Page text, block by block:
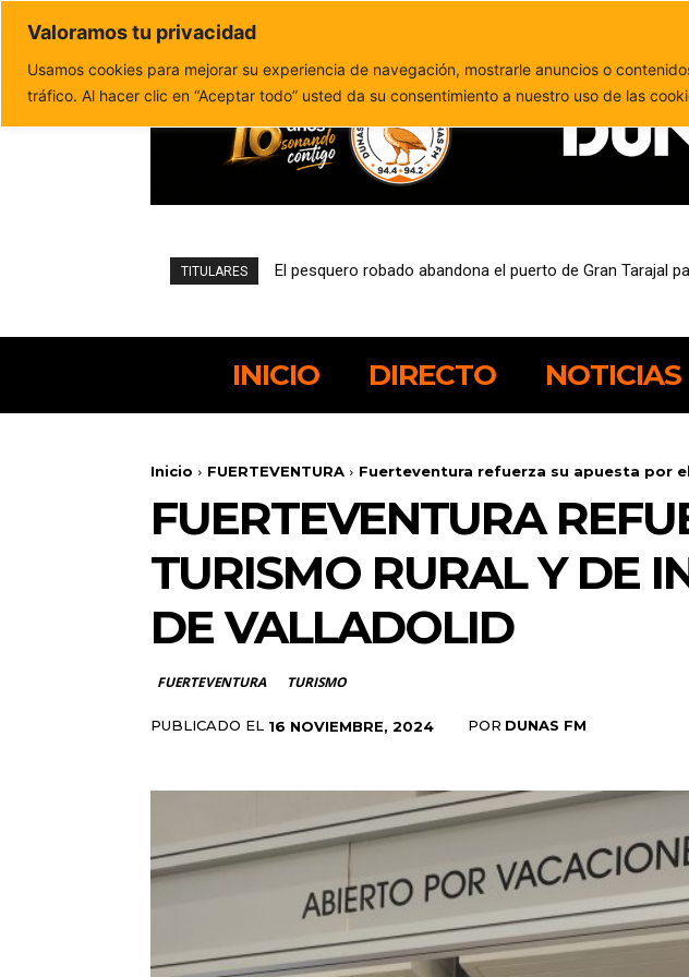
Valoramos tu privacidad
Usamos cookies para mejorar su experiencia de navegación, mostrarle anuncios o
tráfico. Al hacer clic en “Aceptar todo” usted da su consentimiento a nuestro uso de las
Política de privacidad
TITULARES Una encuesta del Cabildo refleja preocupación por la
INICIO DIRECTO NOTICIAS
Inicio FUERTEVENTURA Fuerteventura refuerza su apuesta por
FUERTEVENTURA
TURISMO RURAL Y DE
DE VALLADOLID
FUERTEVENTURA TURISMO
PUBLICADO EL 16 NOVIEMBRE, 2024 POR DUNAS FM